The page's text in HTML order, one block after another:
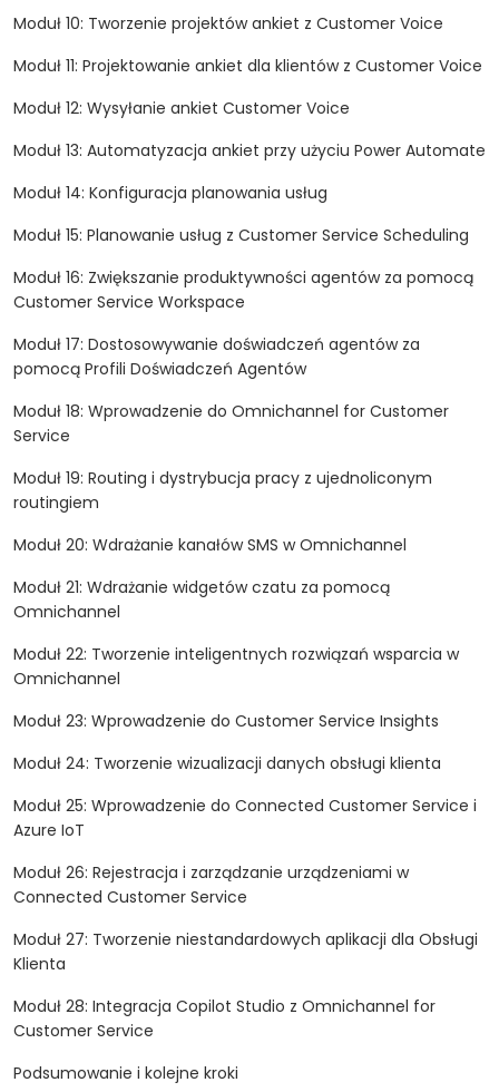
Moduł 10: Tworzenie projektów ankiet z Customer Voice
Moduł 11: Projektowanie ankiet dla klientów z Customer Voice
Moduł 12: Wysyłanie ankiet Customer Voice
Moduł 13: Automatyzacja ankiet przy użyciu Power Automate
Moduł 14: Konfiguracja planowania usług
Moduł 15: Planowanie usług z Customer Service Scheduling
Moduł 16: Zwiększanie produktywności agentów za pomocą
Customer Service Workspace
Moduł 17: Dostosowywanie doświadczeń agentów za
pomocą Profili Doświadczeń Agentów
Moduł 18: Wprowadzenie do Omnichannel for Customer
Service
Moduł 19: Routing i dystrybucja pracy z ujednoliconym
routingiem
Moduł 20: Wdrażanie kanałów SMS w Omnichannel
Moduł 21: Wdrażanie widgetów czatu za pomocą
Omnichannel
Moduł 22: Tworzenie inteligentnych rozwiązań wsparcia w
Omnichannel
Moduł 23: Wprowadzenie do Customer Service Insights
Moduł 24: Tworzenie wizualizacji danych obsługi klienta
Moduł 25: Wprowadzenie do Connected Customer Service i
Azure IoT
Moduł 26: Rejestracja i zarządzanie urządzeniami w
Connected Customer Service
Moduł 27: Tworzenie niestandardowych aplikacji dla Obsługi
Klienta
Moduł 28: Integracja Copilot Studio z Omnichannel for
Customer Service
Podsumowanie i kolejne kroki